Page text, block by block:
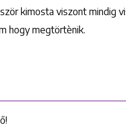
kimosta viszont mindig
hogy megtörtènik.